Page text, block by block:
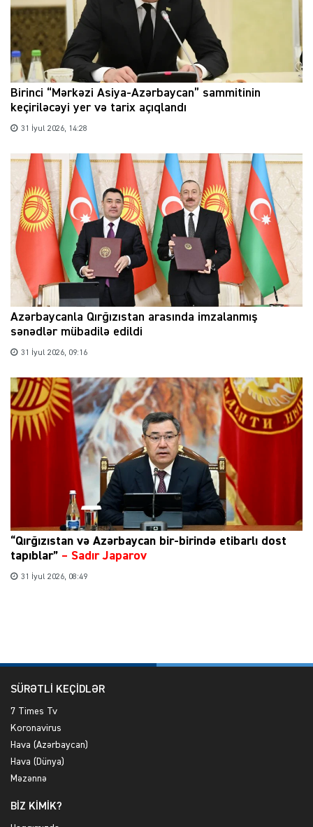
Birinci “Mərkəzi Asiya-Azərbaycan” sammitinin
keçiriləcəyi yer və tarix açıqlandı
31 İyul 2026, 14:28
Azərbaycanla Qırğızıstan arasında imzalanmış
sənədlər mübadilə edildi
31 İyul 2026, 09:16
“Qırğızıstan və Azərbaycan bir-birində etibarlı dost
tapıblar” – Sadır Japarov
31 İyul 2026, 08:49
SÜRƏTLİ KEÇİDLƏR
7 Times Tv
Koronavirus
Hava (Azərbaycan)
Hava (Dünya)
Məzənnə
BİZ KİMİK?